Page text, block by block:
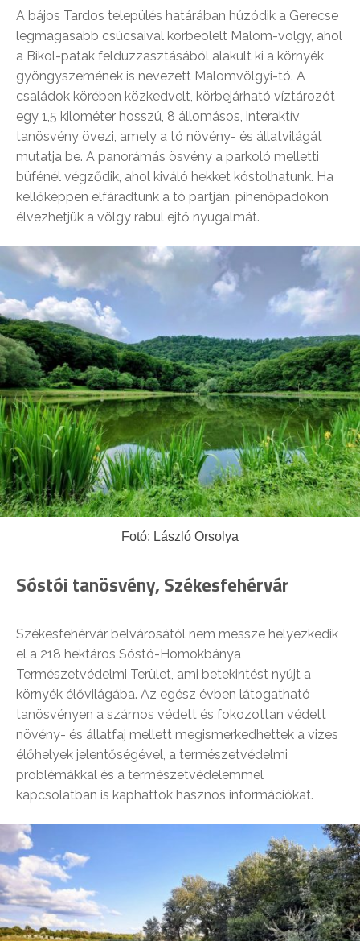
A bájos Tardos település határában húzódik a Gerecse
legmagasabb csúcsaival körbeölelt Malom-völgy, ahol
a Bikol-patak felduzzasztásából alakult ki a környék
gyöngyszemének is nevezett Malomvölgyi-tó. A
családok körében közkedvelt, körbejárható víztározót
egy 1,5 kilométer hosszú, 8 állomásos, interaktív
tanösvény övezi, amely a tó növény- és állatvilágát
mutatja be. A panorámás ösvény a parkoló melletti
büfénél végződik, ahol kiváló hekket kóstolhatunk. Ha
kellőképpen elfáradtunk a tó partján, pihenőpadokon
élvezhetjük a völgy rabul ejtő nyugalmát.
Fotó: László Orsolya
Sóstói tanösvény, Székesfehérvár
Székesfehérvár belvárosától nem messze helyezkedik
el a 218 hektáros Sóstó-Homokbánya
Természetvédelmi Terület, ami betekintést nyújt a
környék élővilágába. Az egész évben látogatható
tanösvényen a számos védett és fokozottan védett
növény- és állatfaj mellett megismerkedhettek a vizes
élőhelyek jelentőségével, a természetvédelmi
problémákkal és a természetvédelemmel
kapcsolatban is kaphattok hasznos információkat.